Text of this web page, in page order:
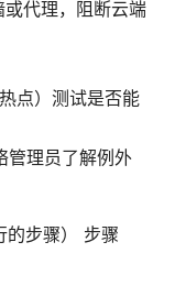
代理，阻断云端
点）测试是否能
管理员了解例外
的步骤） 步骤